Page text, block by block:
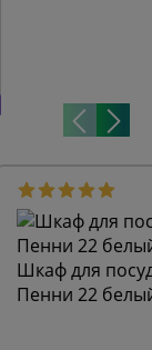
Шкаф для
Пенни 22